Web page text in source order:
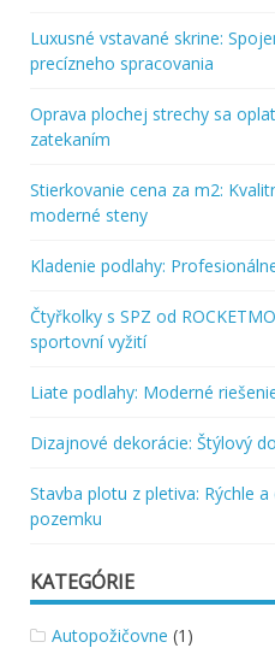
Luxusné vstavané skrine:
precízneho spracovania
Oprava plochej strechy sa
zatekaním
Stierkovanie cena za m2:
moderné steny
Kladenie podlahy:
Čtyřkolky s SPZ od
sportovní vyžití
Liate podlahy: Moderné
Dizajnové dekorácie: Štýlový
Stavba plotu z pletiva: Rýchle
pozemku
KATEGÓRIE
Autopožičovne (1)